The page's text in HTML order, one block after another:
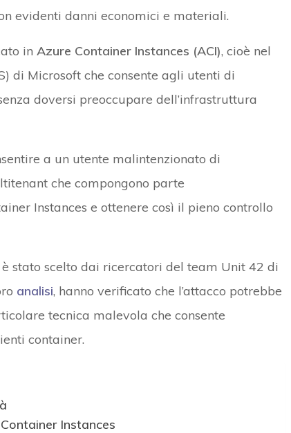
evidenti danni economici e materiali.
in Azure Container Instances (ACI), cioè nel
di Microsoft che consente agli utenti di
doversi preoccupare dell’infrastruttura
a un utente malintenzionato di
che compongono parte
Instances e ottenere così il pieno controllo
stato scelto dai ricercatori del team Unit 42 di
analisi, hanno verificato che l’attacco potrebbe
tecnica malevola che consente
container.
Instances
e Malware: le ultime news in tempo reale e gli approfondimenti